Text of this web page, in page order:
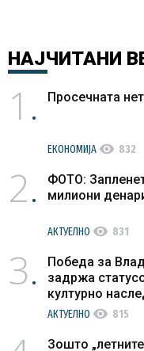
НАЈЧИТАНИ
1 Просечната
ЕКОНОМИЈА visibility 832
2
ФОТО:
милиони
АКТУЕЛНО visibility 831
3
Победа за
задржа
културно
АКТУЕЛНО visibility 815
Зошто